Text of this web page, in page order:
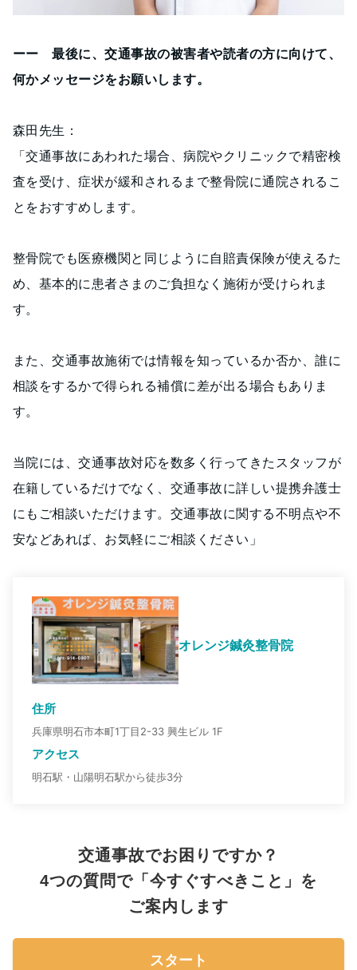
ーー 最後に、交通事故の被害者や読者の方に向けて、
何かメッセージをお願いします。
森田先生：
「交通事故にあわれた場合、病院やクリニックで精密検
査を受け、症状が緩和されるまで整骨院に通院されるこ
とをおすすめします。
整骨院でも医療機関と同じように自賠責保険が使えるた
め、基本的に患者さまのご負担なく施術が受けられま
す。
また、交通事故施術では情報を知っているか否か、誰に
相談をするかで得られる補償に差が出る場合もありま
す。
当院には、交通事故対応を数多く行ってきたスタッフが
在籍しているだけでなく、交通事故に詳しい提携弁護士
にもご相談いただけます。交通事故に関する不明点や不
安などあれば、お気軽にご相談ください」
オレンジ鍼灸整骨院
住所
兵庫県明石市本町1丁目2-33 興生ビル 1F
アクセス
明石駅・山陽明石駅から徒歩3分
交通事故でお困りですか？
4つの質問で「今すぐすべきこと」を
ご案内します
スタート